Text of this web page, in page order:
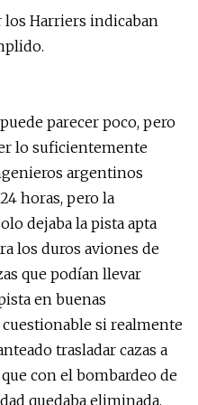
los Harriers indicaban
parecer poco, pero
lo suficientemente
argentinos
horas, pero la
dejaba la pista apta
los duros aviones de
que podían llevar
en buenas
si realmente
trasladar cazas a
con el bombardeo de
quedaba eliminada.